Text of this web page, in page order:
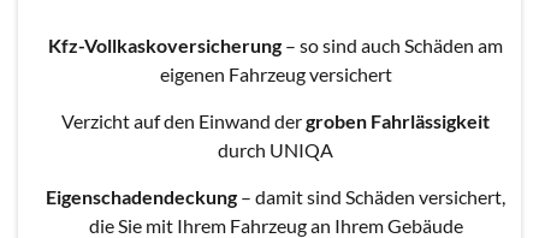
Kfz-Vollkaskoversicherung – so sind auch Schäden am
eigenen Fahrzeug versichert
Verzicht auf den Einwand dergroben Fahrlässigkeit
durch UNIQA
Eigenschadendeckung – damit sind Schäden versichert,
die Sie mit Ihrem Fahrzeug an Ihrem Gebäude